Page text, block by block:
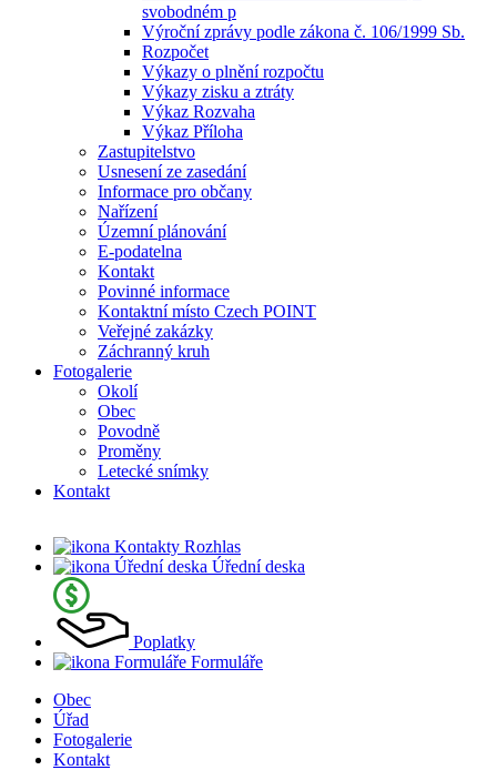
svobodném p
Výroční zprávy podle zákona č. 106/1999 Sb.
Rozpočet
Výkazy o plnění rozpočtu
Výkazy zisku a ztráty
Výkaz Rozvaha
Výkaz Příloha
Zastupitelstvo
Usnesení ze zasedání
Informace pro občany
Nařízení
Územní plánování
E-podatelna
Kontakt
Povinné informace
Kontaktní místo Czech POINT
Veřejné zakázky
Záchranný kruh
Fotogalerie
Okolí
Obec
Povodně
Proměny
Letecké snímky
Kontakt
Rozhlas
Úřední deska
Poplatky
Formuláře
Obec
Úřad
Fotogalerie
Kontakt